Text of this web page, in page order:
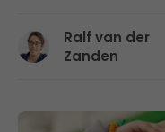
Ralf van der
Zanden